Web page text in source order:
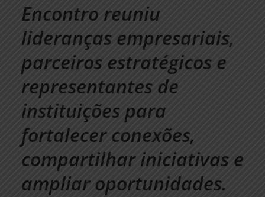
Encontro reuniu
lideranças empresariais,
parceiros estratégicos e
representantes de
instituições para
fortalecer conexões,
compartilhar iniciativas e
ampliar oportunidades.